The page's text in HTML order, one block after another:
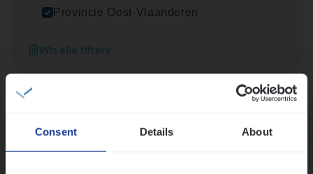
Consent Details About
Provincie Oost-Vlaanderen
Wis alle filters
Lees onze verhalen
Meer dan collega’s: hoe Julie en Aurélie elkaar
versterken
Mathias houdt van diepgaande dossiers én droge
humor
werk